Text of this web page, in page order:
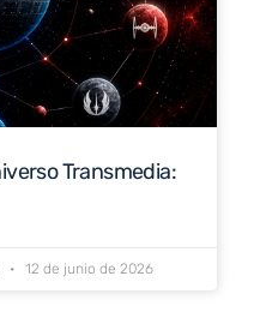
Transmedia:
12 de junio de 2026